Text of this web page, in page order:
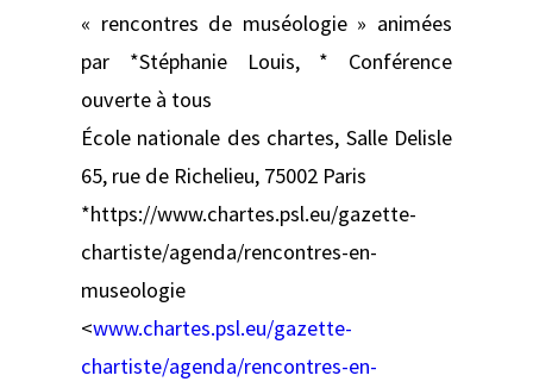
« rencontres de muséologie » animées
par *Stéphanie Louis, * Conférence
ouverte à tous
École nationale des chartes, Salle Delisle
65, rue de Richelieu, 75002 Paris
*https://www.chartes.psl.eu/gazette-
chartiste/agenda/rencontres-en-
museologie
<www.chartes.psl.eu/gazette-
chartiste/agenda/rencontres-en-